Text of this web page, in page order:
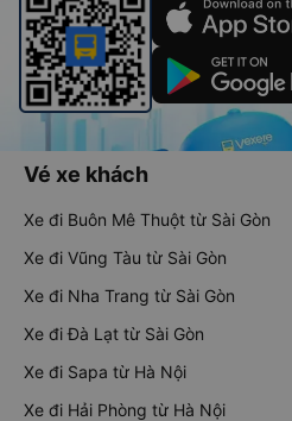
Vé xe khách
Xe đi Buôn Mê Thuột từ Sài Gòn
Xe đi Vũng Tàu từ Sài Gòn
Xe đi Nha Trang từ Sài Gòn
Xe đi Đà Lạt từ Sài Gòn
Xe đi Sapa từ Hà Nội
Xe đi Hải Phòng từ Hà Nội